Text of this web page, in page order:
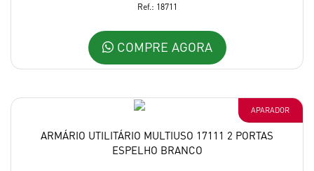
Ref.: 18711
COMPRE AGORA
APARADOR
ARMÁRIO UTILITÁRIO MULTIUSO 17111 2 PORTAS
ESPELHO BRANCO